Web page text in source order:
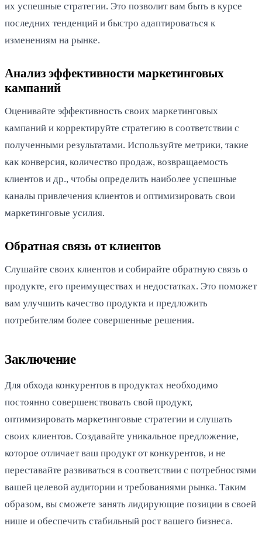
их успешные стратегии. Это позволит вам быть в курсе
последних тенденций и быстро адаптироваться к
изменениям на рынке.
Анализ эффективности маркетинговых
кампаний
Оценивайте эффективность своих маркетинговых
кампаний и корректируйте стратегию в соответствии с
полученными результатами. Используйте метрики, такие
как конверсия, количество продаж, возвращаемость
клиентов и др., чтобы определить наиболее успешные
каналы привлечения клиентов и оптимизировать свои
маркетинговые усилия.
Обратная связь от клиентов
Слушайте своих клиентов и собирайте обратную связь о
продукте, его преимуществах и недостатках. Это поможет
вам улучшить качество продукта и предложить
потребителям более совершенные решения.
Заключение
Для обхода конкурентов в продуктах необходимо
постоянно совершенствовать свой продукт,
оптимизировать маркетинговые стратегии и слушать
своих клиентов. Создавайте уникальное предложение,
которое отличает ваш продукт от конкурентов, и не
переставайте развиваться в соответствии с потребностями
вашей целевой аудитории и требованиями рынка. Таким
образом, вы сможете занять лидирующие позиции в своей
нише и обеспечить стабильный рост вашего бизнеса.